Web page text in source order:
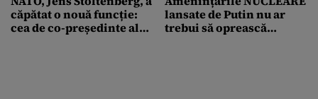
căpătat o nouă funcție:
cea de co-președinte al
lansate de Putin nu ar
trebui să oprească